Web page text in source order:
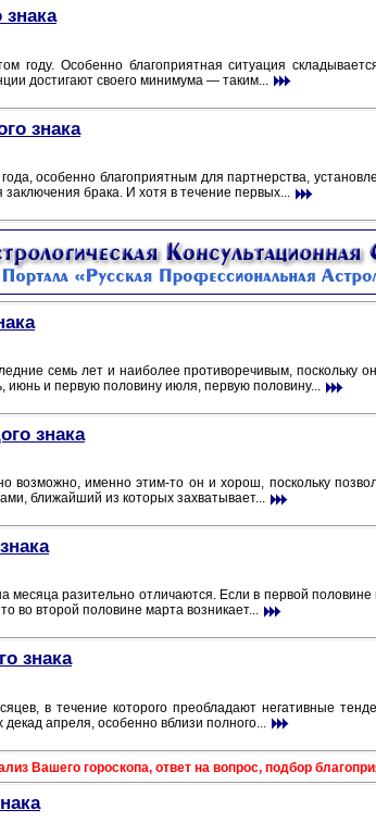
году. Особенно благоприятная ситуация
достигают своего минимума — таким...
знака
особенно благоприятным для партнерства,
брака. И хотя в течение первых...
семь лет и наиболее противоречивым, поскольку
июнь и первую половину июля, первую половину...
знака
возможно, именно этим-то он и хорош, поскольку
ближайший из которых захватывает...
месяца разительно отличаются. Если в первой
во второй половине марта возникает...
знака
в течение которого преобладают негативные
апреля, особенно вблизи полного...
Вашего гороскопа, ответ на вопрос, подбор